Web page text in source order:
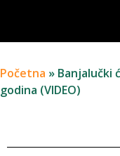
Početna » Banjalučki
godina (VIDEO)